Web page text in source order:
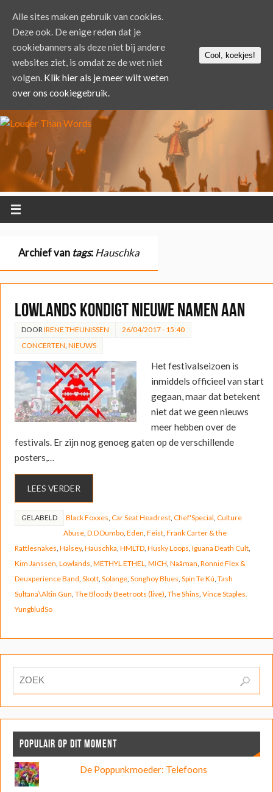
Archief van tags:Hauschka
Lowlands kondigt nieuwe namen aan
DOOR IRENE THEUNISSEN
26/04/2017 - 15:40
CONCERTEN NIEUWS
Het festivalseizoen is
inmiddels officieel van start
gegaan, maar dat betekent
niet dat we geen nieuws
meer hebben over de
festivals. Er zijn nog genoeg gaten op de verschillende
posters,…
LEES VERDER
GELABELD Black Foxxes Car Seat Headrest, Chef'Special Culture
Abuse, D.D Dumbo, Eden Feist, Frank Carter & the
Rattlesnakes Halsey, Hauschka HMLTD, Husky Loops Iguana Death Cult,
Kim Janssen Lowlands METHYL ETHEL MICH Naâman Ronnie Flex &
Deuxperience Band Skott, Solange, Songhoy Blues Spin Te Kú Tash
Sultana\Altin Gün The Bloody Beetroots (live) The Shins Vince Staples.
YungbludSo
POPULAIR OP DIT MOMENT
De Poppunkmoeder: Telefoons
Alle sites maken gebruik van cookies.
Deze ook. De enige reden dat je
cookiebanners als deze niet bij andere
websites ziet, is omdat ze de wet niet
volgen. Klik hier als je meer wilt weten
over ons cookiegebruik.
Cool, koekjes!